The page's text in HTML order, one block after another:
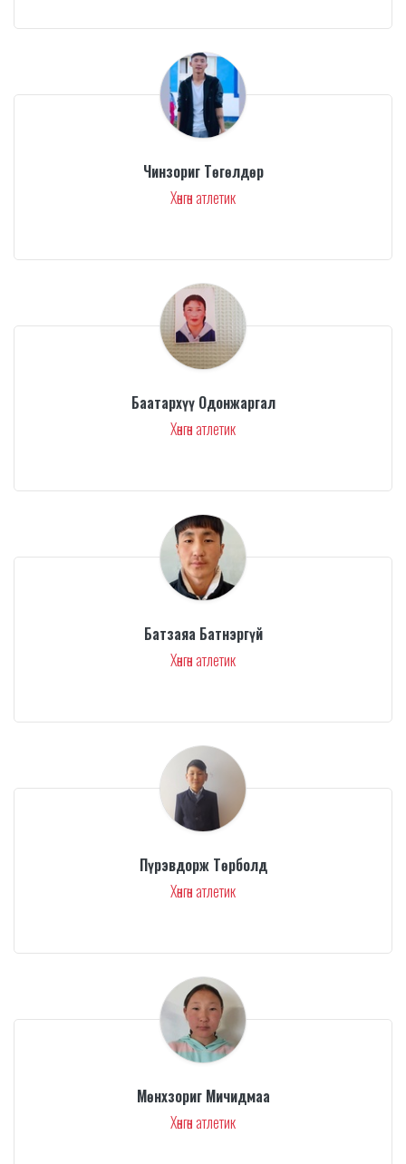
Чинзориг Төгөлдөр
Хөнгөн атлетик
Баатархүү Одонжаргал
Хөнгөн атлетик
Батзаяа Батнэргүй
Хөнгөн атлетик
Пүрэвдорж Төрболд
Хөнгөн атлетик
Мөнхзориг Мичидмаа
Хөнгөн атлетик